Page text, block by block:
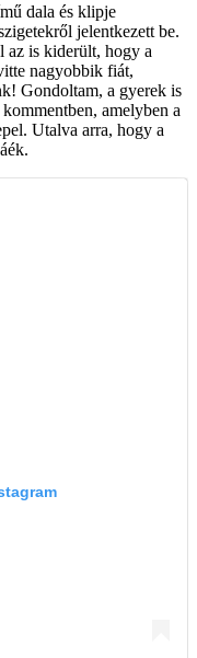
dala és klipje
jelentkezett be.
az is kiderült, hogy a
nagyobbik fiát,
Gondoltam, a gyerek is
amelyben a
Utalva arra, hogy a